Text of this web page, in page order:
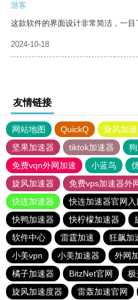
游客
这款软件的界面设计非常简洁，一目
2024-10-18
友情链接
网站地图 QuickQ 旋风加
坚果加速器
tiktok加速器
免费vqn外网加速
小蓝鸟
旋风加速器
免费vps加速器外
快连加速器
快连加速器官网入
快鸭加速器
快柠檬加速器
软件中心
雷霆加速 狂飙加
小美vpn
小美加速器 外网
橘子加速器
BitzNet官网 极
旋风加速度器
雷轰加速官网